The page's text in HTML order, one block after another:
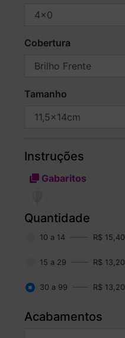
Cobertura
Tamanho
Instruções
Gabaritos
Quantidade
10 a 14 R$ 15,40
15 a 29 R$ 13,20
30 a 99 R$ 13,20
Acabamentos